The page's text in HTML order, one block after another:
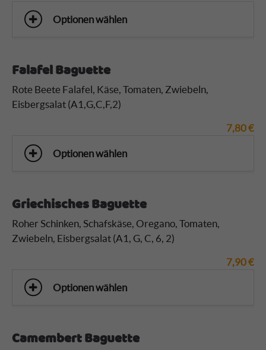
Optionen wählen
Falafel Baguette
Rote Beete Falafel, Käse, Tomaten, Zwiebeln,
Eisbergsalat (A1,G,C,F,2)
7,80€
Optionen wählen
Griechisches Baguette
Roher Schinken, Schafskäse, Oregano, Tomaten,
Zwiebeln, Eisbergsalat (A1, G, C, 6, 2)
7,90€
Optionen wählen
Camembert Baguette